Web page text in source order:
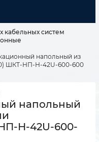
кабельных систем
напольный из
ШКТ-НП-Н-42U-600-600
напольный
Н-42U-600-